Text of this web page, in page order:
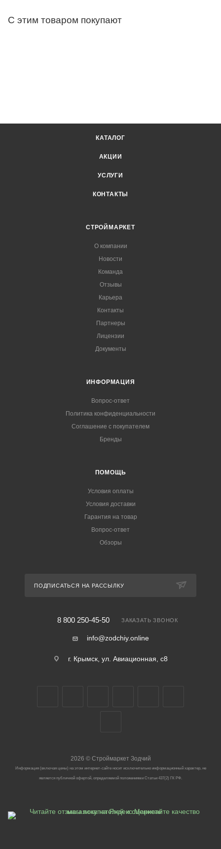
С этим товаром покупают
КАТАЛОГ
АКЦИИ
УСЛУГИ
КОНТАКТЫ
СТРОЙМАРКЕТ
О компании
Новости
Команда
Отзывы
Карьера
Контакты
Партнеры
Лицензии
Документы
ИНФОРМАЦИЯ
Вопрос-ответ
Политика конфиденциальности
Соглашение с покупателем
Бренды
ПОМОЩЬ
Условия оплаты
Условия доставки
Гарантия на товар
Вопрос-ответ
Обзоры
ПОДПИСАТЬСЯ НА РАССЫЛКУ
8 800 250-45-50 ЗАКАЗАТЬ ЗВОНОК
info@zodchiy.online
г. Крымск, ул. Авиационная, с8
2026 ©Строймаркет Зодчий
Информация (включая цены) на этом интернет-сайте носит исключительно информационный характер, не
является публичной офертой, определяемой положениями Статьи 437(2) ГК РФ.